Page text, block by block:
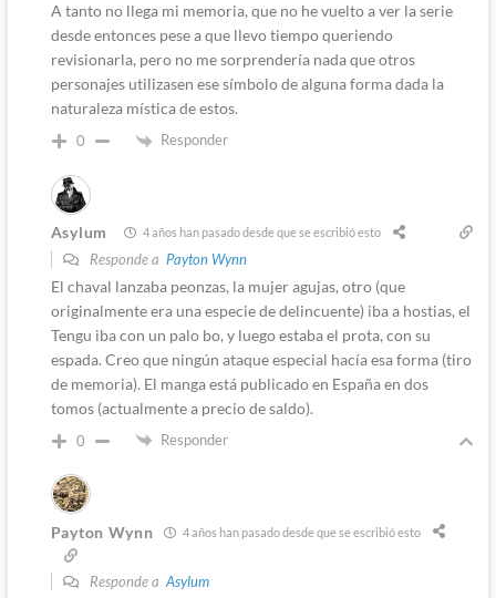
A tanto no llega mi memoria, que no he vuelto a ver la serie
desde entonces pese a que llevo tiempo queriendo
revisionarla, pero no me sorprendería nada que otros
personajes utilizasen ese símbolo de alguna forma dada la
naturaleza mística de estos.
0 Responder
Asylum 4 años han pasado desde que se escribió esto
Responde a Payton Wynn
El chaval lanzaba peonzas, la mujer agujas, otro (que
originalmente era una especie de delincuente) iba a hostias, el
Tengu iba con un palo bo, y luego estaba el prota, con su
espada. Creo que ningún ataque especial hacía esa forma (tiro
de memoria). El manga está publicado en España en dos
tomos (actualmente a precio de saldo).
0 Responder
Payton Wynn 4 años han pasado desde que se escribió esto
Responde aAsylum